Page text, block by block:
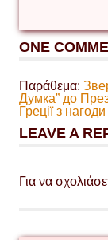
ONE
Παράθεμα:
Думка” до
Греції з
LEAVE A
Για να